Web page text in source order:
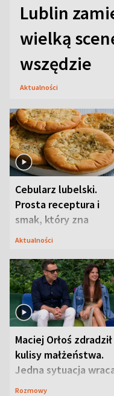
Lublin
wielką
wszędzie
Aktualności
Cebularz lubelski.
Prosta receptura i
smak, który zna
Lubelszczyzna
Aktualności
Maciej Orłoś zdradził
kulisy małżeństwa.
Jedna sytuacja
jak bumerang
Rozmowy